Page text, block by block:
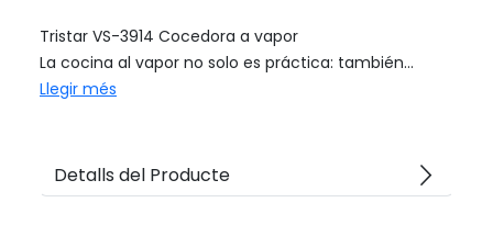
Tristar VS-3914 Cocedora a vapor
La cocina al vapor no solo es práctica: también...
Llegir més
Detalls del Producte arrow_forward_ios